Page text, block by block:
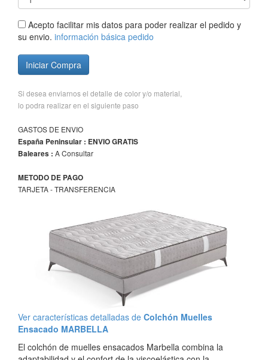
Acepto facilitar mis datos para poder realizar el pedido y
su envio. información básica pedido
Iniciar Compra
Si desea enviarnos el detalle de color y/o material,
lo podra realizar en el siguiente paso
GASTOS DE ENVIO
España Peninsular : ENVIO GRATIS
Baleares : A Consultar
METODO DE PAGO
TARJETA - TRANSFERENCIA
Ver características detalladas de Colchón Muelles
Ensacado MARBELLA
El colchón de muelles ensacados Marbella combina la